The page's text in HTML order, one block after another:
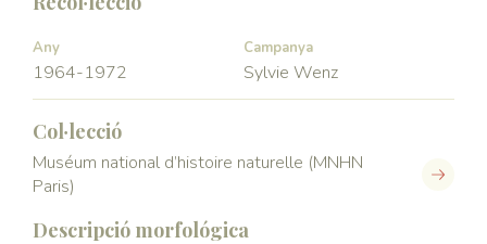
Any
1964-1972
Campanya
Sylvie Wenz
Col·lecció
Muséum national d’histoire naturelle (MNHN
Paris)
Descripció morfológica